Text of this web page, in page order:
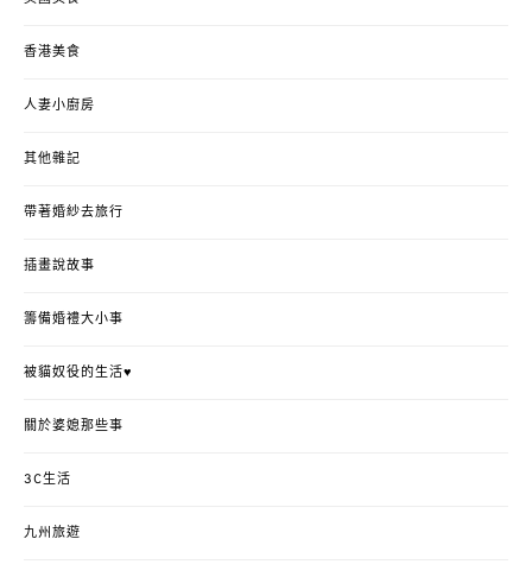
香港美食
人妻小廚房
其他雜記
帶著婚紗去旅行
插畫說故事
籌備婚禮大小事
被貓奴役的生活♥
關於婆媳那些事
3C生活
九州旅遊